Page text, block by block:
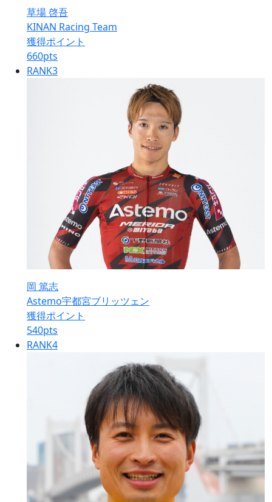
草場 啓吾
KINAN Racing Team
獲得ポイント
660pts
RANK3
岡 篤志
Astemo宇都宮ブリッツェン
獲得ポイント
540pts
RANK4